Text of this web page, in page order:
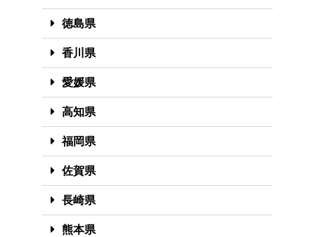
徳島県
香川県
愛媛県
高知県
福岡県
佐賀県
長崎県
熊本県